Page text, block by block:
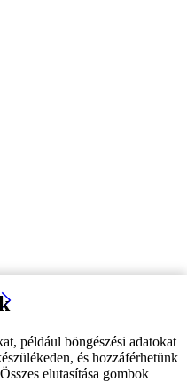
például böngészési adatokat
és hozzáférhetünk
elutasítása gombok